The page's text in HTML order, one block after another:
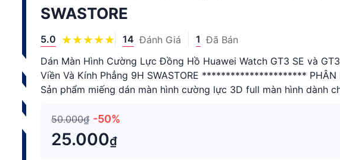
SWASTORE
5.0 14 Đánh Giá 1 Đã Bán
Dán Màn Hình Cường Lực Đồng Hồ Huawei Watch GT3 SE và
Viền Và Kính Phẳng 9H SWASTORE ********************** PHÂN
Sản phẩm miếng dán màn hình cường lực 3D full màn hình dành
50.000₫ -50%
25.000₫